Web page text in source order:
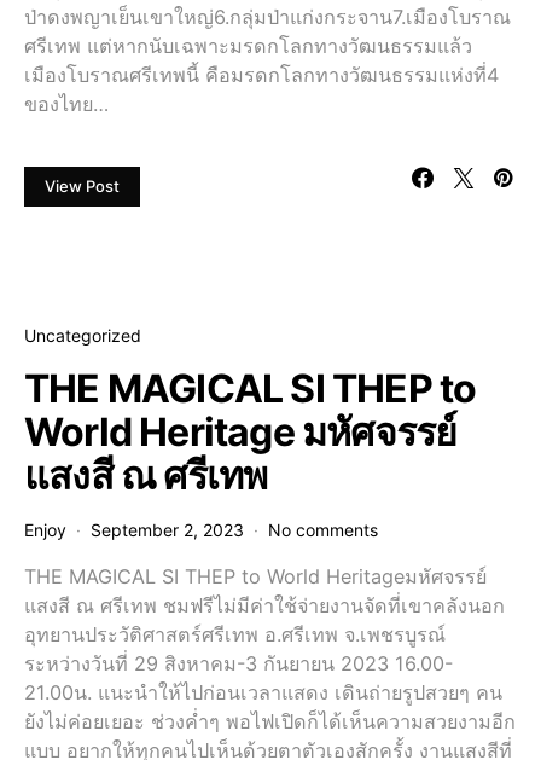
ป่าดงพญาเย็นเขาใหญ่6.กลุ่มป่าแก่งกระจาน7.เมืองโบราณ
ศรีเทพ แต่หากนับเฉพาะมรดกโลกทางวัฒนธรรมแล้ว
เมืองโบราณศรีเทพนี้ คือมรดกโลกทางวัฒนธรรมแห่งที่4
ของไทย…
View Post
Uncategorized
THE MAGICAL SI THEP to
World Heritage มหัศจรรย์
แสงสี ณ ศรีเทพ
Enjoy September 2, 2023 No comments
THE MAGICAL SI THEP to World Heritageมหัศจรรย์
แสงสี ณ ศรีเทพ ชมฟรีไม่มีค่าใช้จ่ายงานจัดที่เขาคลังนอก
อุทยานประวัติศาสตร์ศรีเทพ อ.ศรีเทพ จ.เพชรบูรณ์
ระหว่างวันที่ 29 สิงหาคม-3 กันยายน 2023 16.00-
21.00น. แนะนำให้ไปก่อนเวลาแสดง เดินถ่ายรูปสวยๆ คน
ยังไม่ค่อยเยอะ ช่วงค่ำๆ พอไฟเปิดก็ได้เห็นความสวยงามอีก
แบบ อยากให้ทุกคนไปเห็นด้วยตาตัวเองสักครั้ง งานแสงสีที่